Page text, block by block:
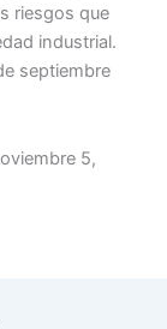
riesgos que
industrial.
septiembre
5,